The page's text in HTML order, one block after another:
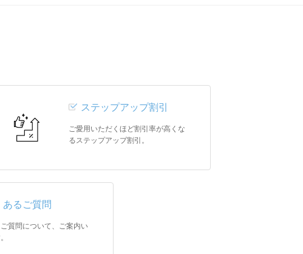
ステップアップ割引
ご愛用いただくほど割引率が高くな
るステップアップ割引。
あるご質問
質問について、ご案内い